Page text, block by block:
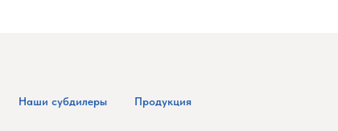
Наши субдилеры Продукция